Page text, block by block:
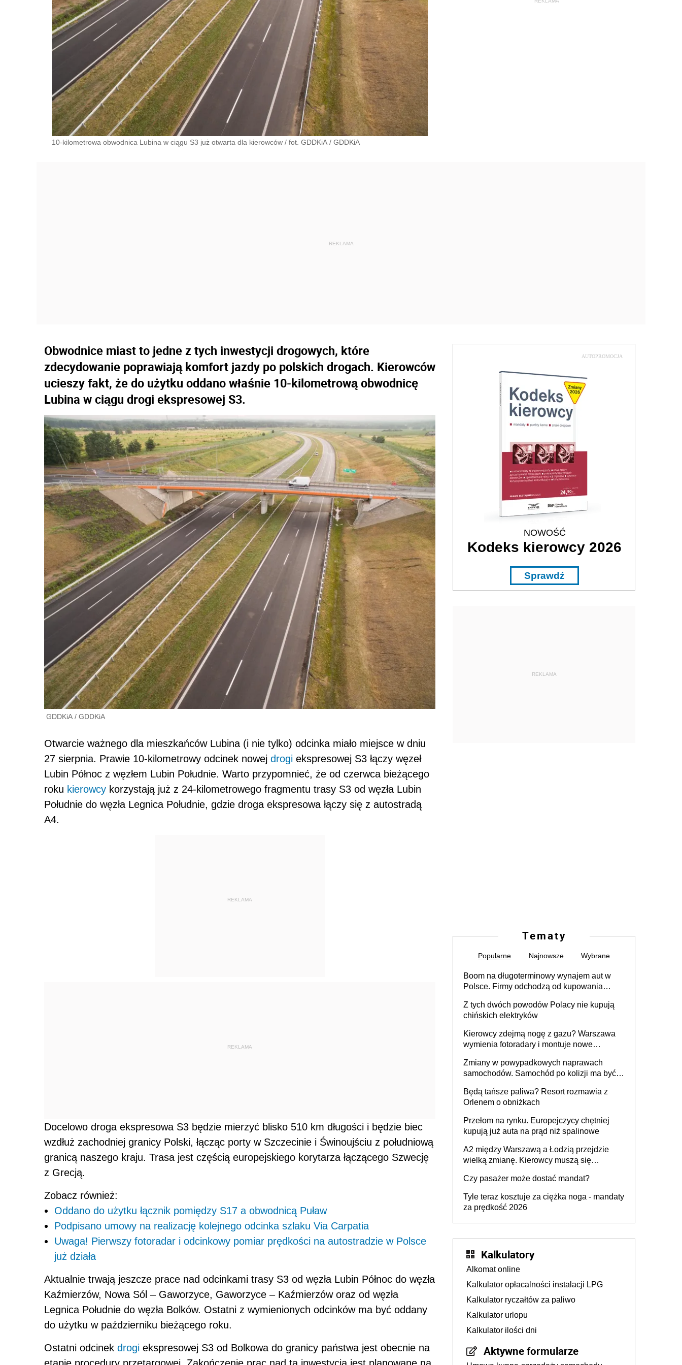
10-kilometrowa obwodnica Lubina w ciągu S3 już otwarta dla kierowców / fot. GDDKiA / GDDKiA
Obwodnice miast to jedne z tych inwestycji drogowych, które
zdecydowanie poprawiają komfort jazdy po polskich drogach. Kierowców
ucieszy fakt, że do użytku oddano właśnie 10-kilometrową obwodnicę
Lubina w ciągu drogi ekspresowej S3.
GDDKiA / GDDKiA
Otwarcie ważnego dla mieszkańców Lubina (i nie tylko) odcinka miało miejsce w dniu
27 sierpnia. Prawie 10-kilometrowy odcinek nowej drogi ekspresowej S3 łączy węzeł
Lubin Północ z węzłem Lubin Południe. Warto przypomnieć, że od czerwca bieżącego
roku kierowcy korzystają już z 24-kilometrowego fragmentu trasy S3 od węzła Lubin
Południe do węzła Legnica Południe, gdzie droga ekspresowa łączy się z autostradą
A4.
REKLAMA
REKLAMA
Docelowo droga ekspresowa S3 będzie mierzyć blisko 510 km długości i będzie biec
wzdłuż zachodniej granicy Polski, łącząc porty w Szczecinie i Świnoujściu z południową
granicą naszego kraju. Trasa jest częścią europejskiego korytarza łączącego Szwecję
z Grecją.
Zobacz również:
Oddano do użytku łącznik pomiędzy S17 a obwodnicą Puław
Podpisano umowy na realizację kolejnego odcinka szlaku Via Carpatia
Uwaga! Pierwszy fotoradar i odcinkowy pomiar prędkości na autostradzie w Polsce
już działa
Aktualnie trwają jeszcze prace nad odcinkami trasy S3 od węzła Lubin Północ do węzła
Kaźmierzów, Nowa Sól – Gaworzyce, Gaworzyce – Kaźmierzów oraz od węzła
Legnica Południe do węzła Bolków. Ostatni z wymienionych odcinków ma być oddany
do użytku w październiku bieżącego roku.
Ostatni odcinek drogi ekspresowej S3 od Bolkowa do granicy państwa jest obecnie na
AUTOPROMOCJA
NOWOŚĆ
Kodeks kierowcy 2026
Sprawdź
REKLAMA
Tematy
Popularne Najnowsze Wybrane
Boom na długoterminowy wynajem aut w
Polsce. Firmy odchodzą od kupowania
Z tych dwóch powodów Polacy nie kupują
chińskich elektryków
Kierowcy zdejmą nogę z gazu? Warszawa
wymienia fotoradary i montuje nowe
Zmiany w powypadkowych naprawach
samochodów. Samochód po kolizji ma być
technologią producenta
Będą tańsze paliwa? Resort rozmawia z
Orlenem o obniżkach
Przełom na rynku. Europejczycy chętniej
kupują już auta na prąd niż spalinowe
A2 między Warszawą a Łodzią przejdzie
wielką zmianę. Kierowcy muszą się
Czy pasażer może dostać mandat?
Tyle teraz kosztuje za ciężka noga - mandaty
za prędkość 2026
Kalkulatory
Alkomat online
Kalkulator opłacalności instalacji LPG
Kalkulator ryczałtów za paliwo
Kalkulator urlopu
Kalkulator ilości dni
Aktywne formularze